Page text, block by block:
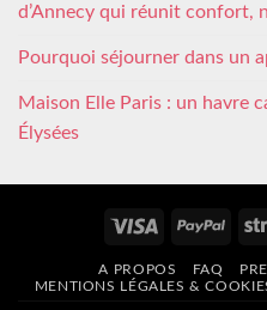
d’Annecy qui réunit confort,
Pourquoi séjourner dans un
Maison Elle Paris : un havre
Élysées
Visa
A PROPOS FAQ
MENTIONS LÉGALES &